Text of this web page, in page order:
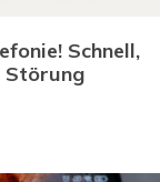
Schnell,
Störung